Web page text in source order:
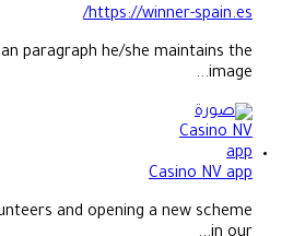
https://winner-spain.es/
paragraph he/she maintains the
image...
Casino NV app
and opening a new scheme